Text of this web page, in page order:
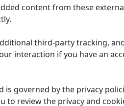
content from these
third-party tracking,
interaction if you have an
is governed by the privacy
to review the privacy and